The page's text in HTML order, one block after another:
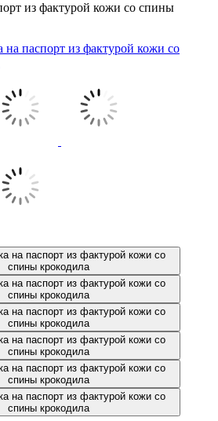
из фактурой кожи со спины